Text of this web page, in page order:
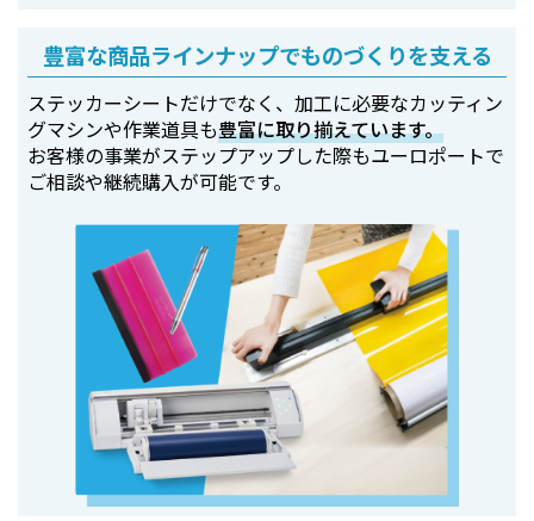
豊富な商品ラインナップでものづくりを支える
ステッカーシートだけでなく、加工に必要なカッティン
グマシンや作業道具も豊富に取り揃えています。
お客様の事業がステップアップした際もユーロポートで
ご相談や継続購入が可能です。